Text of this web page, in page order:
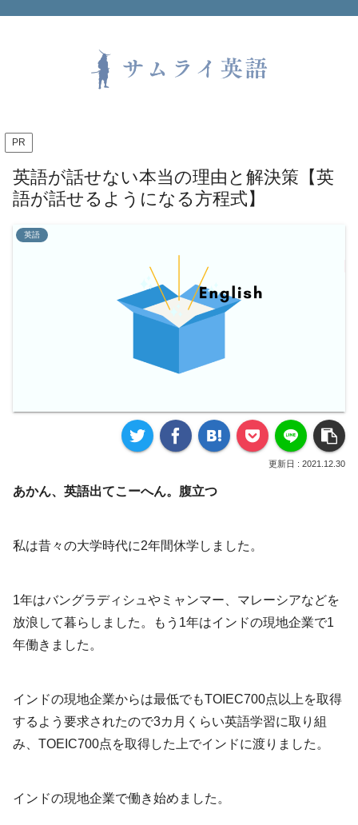
PR
英語が話せない本当の理由と解決策【英
語が話せるようになる方程式】
英語
2021.12.30
あかん、英語出てこーへん。腹立つ
私は昔々の大学時代に2年間休学しました。
1年はバングラディシュやミャンマー、マレーシアなどを
放浪して暮らしました。もう1年はインドの現地企業で1
年働きました。
インドの現地企業からは最低でもTOIEC700点以上を取得
するよう要求されたので3カ月くらい英語学習に取り組
み、TOEIC700点を取得した上でインドに渡りました。
インドの現地企業で働き始めました。